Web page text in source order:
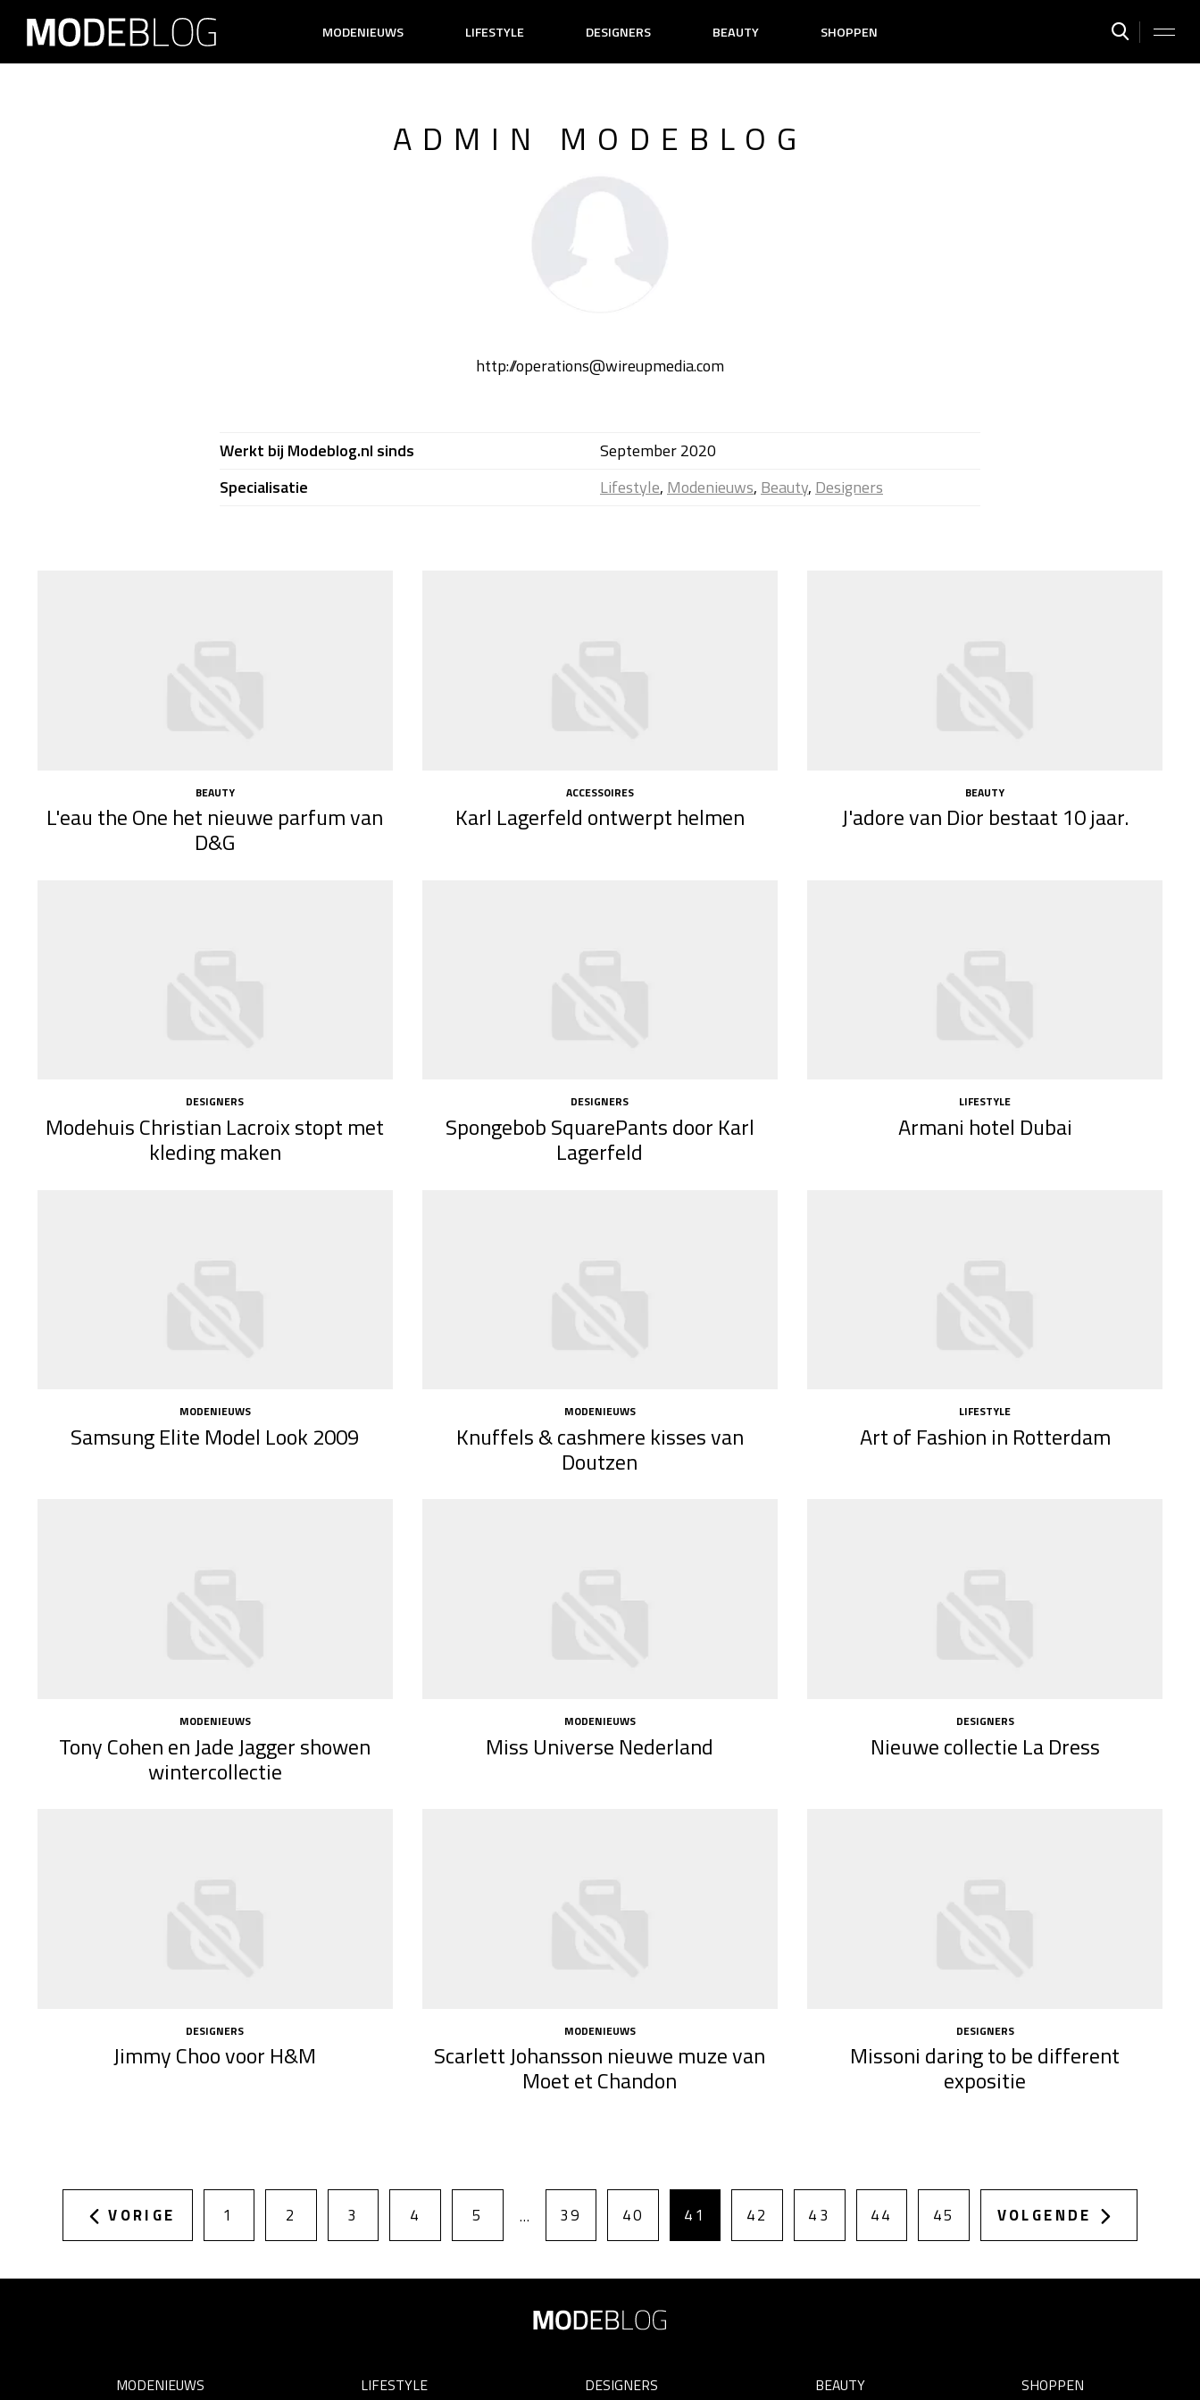
MODENIEUWS LIFESTYLE DESIGNERS BEAUTY SHOPPEN
ADMIN MODEBLOG
http://operations@wireupmedia.com
Werkt bij Modeblog.nl sinds
September 2020
Specialisatie
Lifestyle, Modenieuws, Beauty, Designers
BEAUTY
L'eau the One het nieuwe parfum van
D&G
ACCESSOIRES
Karl Lagerfeld ontwerpt helmen
BEAUTY
J'adore van Dior bestaat 10 jaar.
DESIGNERS
Modehuis Christian Lacroix stopt met
kleding maken
DESIGNERS
Spongebob SquarePants door Karl
Lagerfeld
LIFESTYLE
Armani hotel Dubai
MODENIEUWS
Samsung Elite Model Look 2009
MODENIEUWS
Knuffels & cashmere kisses van
Doutzen
LIFESTYLE
Art of Fashion in Rotterdam
MODENIEUWS
Tony Cohen en Jade Jagger showen
wintercollectie
MODENIEUWS
Miss Universe Nederland
DESIGNERS
Nieuwe collectie La Dress
DESIGNERS
Jimmy Choo voor H&M
MODENIEUWS
Scarlett Johansson nieuwe muze van
Moet et Chandon
DESIGNERS
Missoni daring to be different
expositie
VORIGE 1 2 3 4 5 … 39 40 41 42 43 44 45 VOLGENDE
MODENIEUWS LIFESTYLE DESIGNERS BEAUTY SHOPPEN